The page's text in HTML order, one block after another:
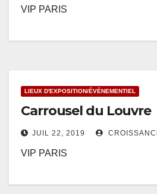
VIP PARIS
LIEUX D'EXPOSITION/ÉVÉNEMENTIEL
Carrousel du Louvre
JUIL 22, 2019
VIP PARIS